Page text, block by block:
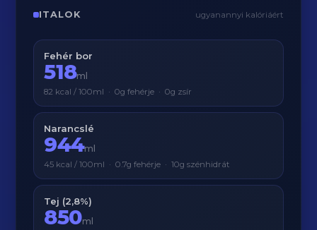
ITALOK ugyanannyi kalóriáért
Fehér bor
518ml
82 kcal / 100ml · 0g fehérje · 0g zsír
Narancslé
944ml
45 kcal / 100ml · 0.7g fehérje · 10g szénhidrát
Tej (2,8%)
850ml